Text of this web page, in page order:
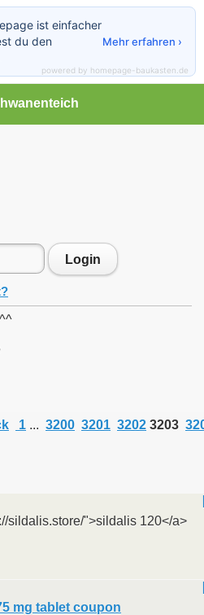
Login
1 ... 3200 3201 3202 3203
sildalis.store/">sildalis 120</a>
mg tablet coupon
ist einfacher
du den
Mehr erfahren ›
powered by homepage-baukasten.de